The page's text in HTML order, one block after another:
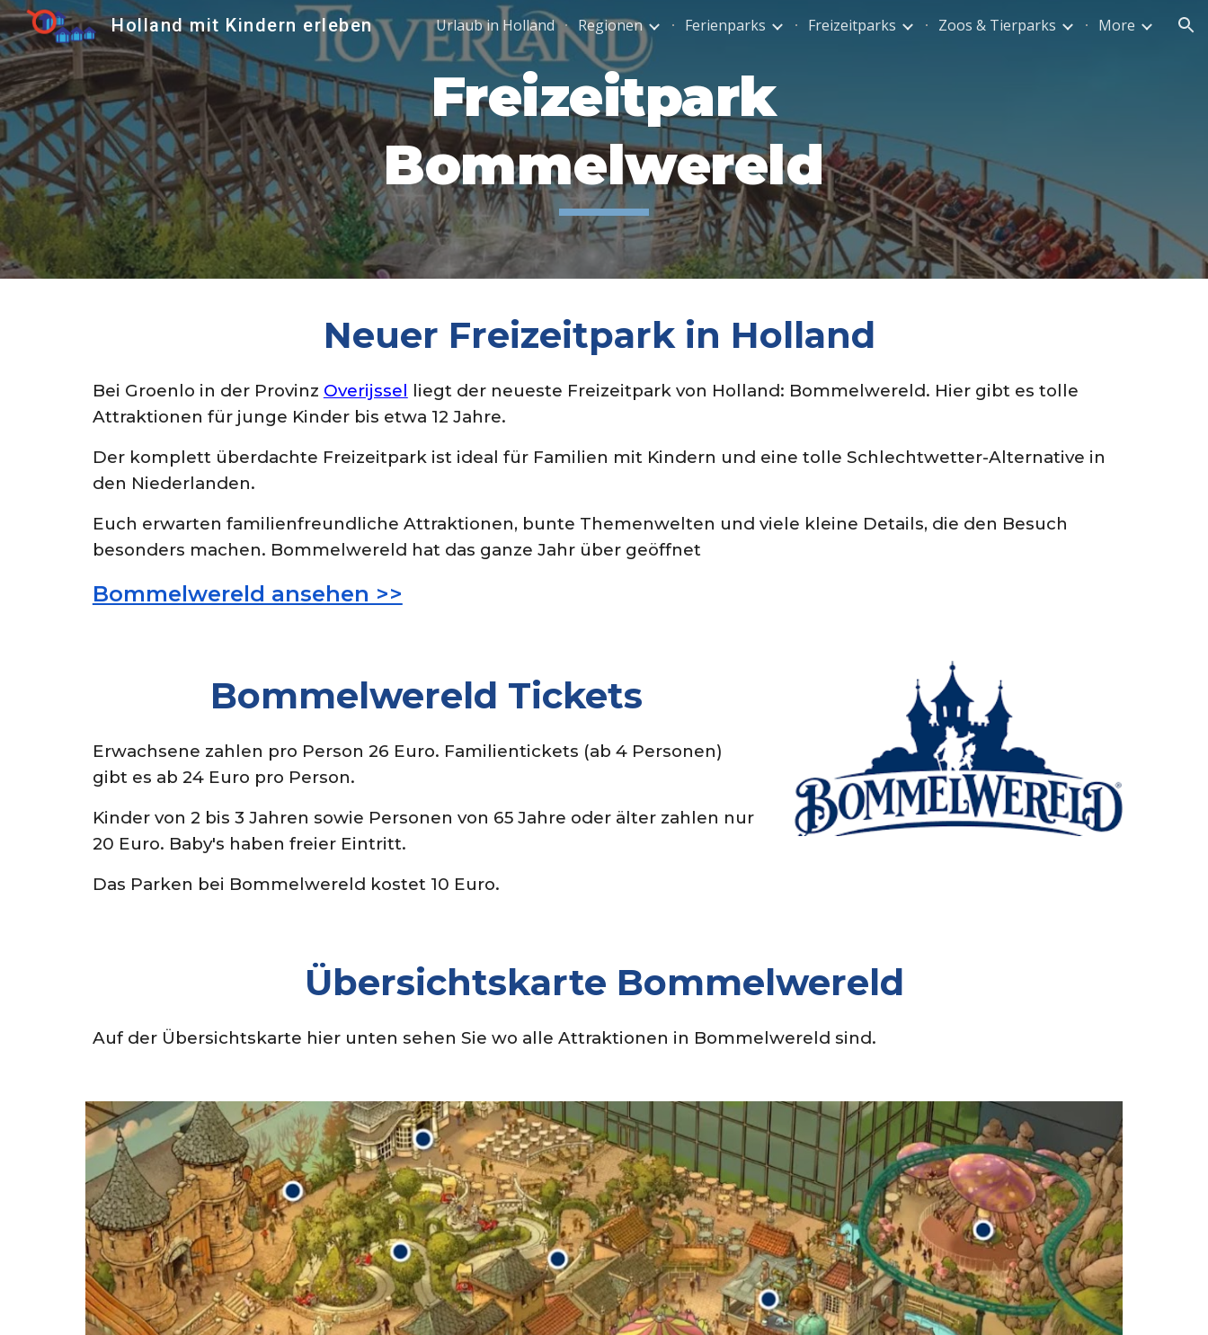
Skip to main content Skip to navigation
Holland mit Kindern erleben Urlaub in Holland Regionen Ferienparks Freizeitparks Zoos & Tierparks More
Freizeitpark
Bommelwereld
Neuer Freizeitpark in Holland
Bei Groenlo in der Provinz Overijssel liegt der neueste Freizeitpark von Holland: Bommelwereld. Hier gibt es tolle
Attraktionen für junge Kinder bis etwa 12 Jahre.
Der komplett überdachte Freizeitpark ist ideal für Familien mit Kindern und eine tolle Schlechtwetter-Alternative in
den Niederlanden.
Euch erwarten familienfreundliche Attraktionen, bunte Themenwelten und viele kleine Details, die den Besuch
besonders machen. Bommelwereld hat das ganze Jahr über geöffnet
Bommelwereld ansehen >>
Bommelwereld Tickets
Erwachsene zahlen pro Person 26 Euro. Familientickets (ab 4 Personen)
gibt es ab 24 Euro pro Person.
Kinder von 2 bis 3 Jahren sowie Personen von 65 Jahre oder älter zahlen nur
20 Euro. Baby's haben freier Eintritt.
Das Parken bei Bommelwereld kostet 10 Euro.
Übersichtskarte Bommelwereld
Auf der Übersichtskarte hier unten sehen Sie wo alle Attraktionen in Bommelwereld sind.